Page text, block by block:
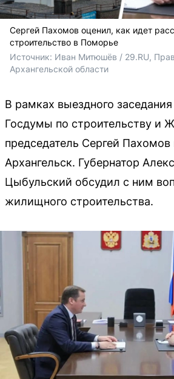
Сергей Пахомов оценил, как идет
строительство в Поморье
Источник: Иван Митюшёв / 29.RU,
Архангельской области
В рамках выездного
Госдумы по строительству и
председатель Сергей Пахомов
Архангельск. Губернатор
Цыбульский обсудил с ним
жилищного строительства.